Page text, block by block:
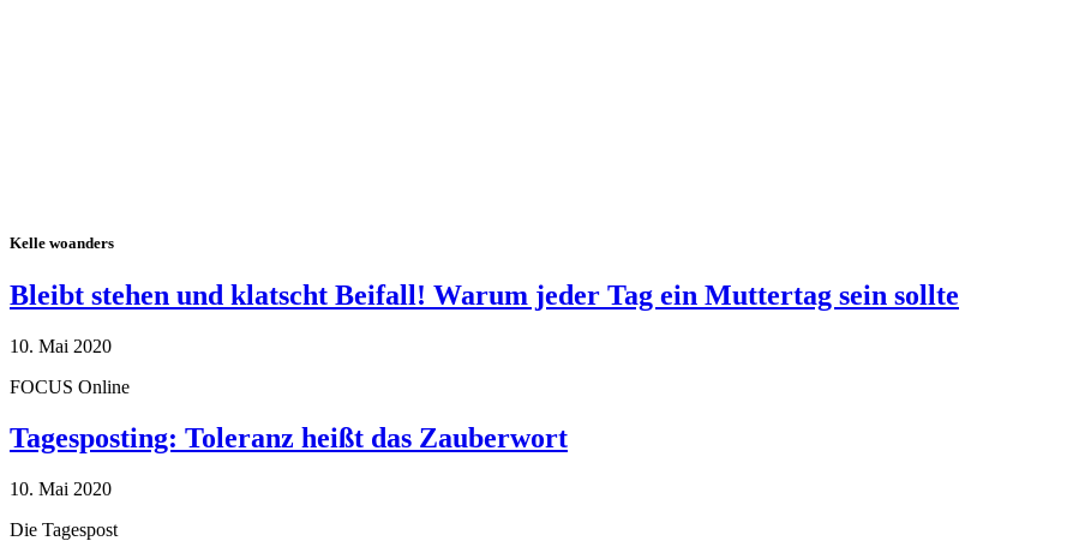
Kelle woanders
Bleibt stehen und klatscht Beifall! Warum jeder Tag ein Muttertag sein sollte
10. Mai 2020
FOCUS Online
Tagesposting: Toleranz heißt das Zauberwort
10. Mai 2020
Die Tagespost